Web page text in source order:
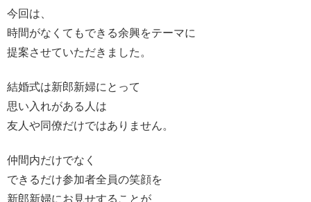
今回は、
時間がなくてもできる余興をテーマに
提案させていただきました。
結婚式は新郎新婦にとって
思い入れがある人は
友人や同僚だけではありません。
仲間内だけでなく
できるだけ参加者全員の笑顔を
新郎新婦にお見せすることが